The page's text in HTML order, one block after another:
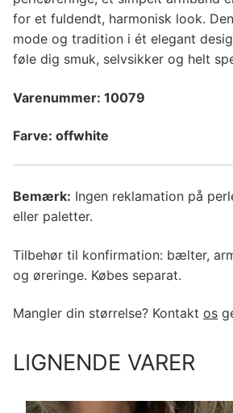
for et fuldendt, harmonisk look.
mode og tradition i ét elegant
føle dig smuk, selvsikker og helt
Varenummer: 10079
Farve: offwhite
Bemærk: Ingen reklamation på
eller paletter.
Tilbehør til konfirmation: bælter,
og øreringe. Købes separat.
Mangler din størrelse? Kontakt os
LIGNENDE VARER